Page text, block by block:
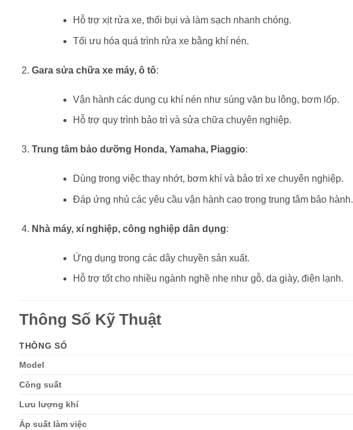
Hỗ trợ xịt rửa xe, thổi bụi và làm sạch nhanh chóng.
Tối ưu hóa quá trình rửa xe bằng khí nén.
Gara sửa chữa xe máy, ô tô:
Vận hành các dụng cụ khí nén như súng vặn bu lông, bơm lốp.
Hỗ trợ quy trình bảo trì và sửa chữa chuyên nghiệp.
Trung tâm bảo dưỡng Honda, Yamaha, Piaggio:
Dùng trong việc thay nhớt, bơm khí và bảo trì xe chuyên nghiệp.
Đáp ứng nhủ các yêu cầu vận hành cao trong trung tâm bảo hành.
Nhà máy, xí nghiệp, công nghiệp dân dụng:
Ứng dụng trong các dây chuyền sản xuất.
Hỗ trợ tốt cho nhiều ngành nghề nhẹ như gỗ, da giày, điện lạnh.
Thông Số Kỹ Thuật
THÔNG SỐ
Model
Công suất
Lưu lượng khí
Áp suất làm việc